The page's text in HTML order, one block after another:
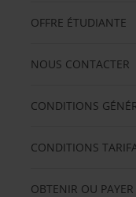
OFFRE ÉTUDIANTE
NOUS CONTACTER
CONDITIONS
CONDITIONS
OBTENIR OU